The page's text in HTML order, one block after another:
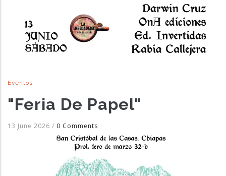
Eventos
"Feria De Papel"
13 June 2026 / 0 Comments